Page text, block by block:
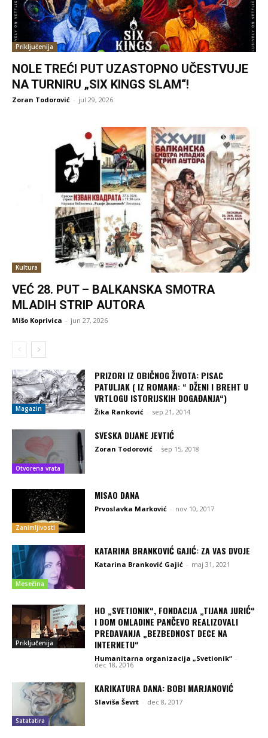
Priključenija
NOLE TREĆI PUT UZASTOPNO UČESTVUJE
NA TURNIRU „SIX KINGS SLAM“!
Zoran Todorović - jul 29, 2026
Kultura
VEĆ 28. PUT – BALKANSKA SMOTRA
MLADIH STRIP AUTORA
Mišo Koprivica - jun 27, 2026
Magazin
PRIZORI IZ OBIČNOG ŽIVOTA: PISAC
PATULJAK ( IZ ROMANA: “ DŽENI I BREHT U
VRTLOGU ISTORIJSKIH DOGAĐANJA“)
Žika Ranković - sep 21, 2014
Otvorena vrata
SVESKA DIJANE JEVTIĆ
Zoran Todorović - sep 15, 2018
Zanimljivosti
MISAO DANA
Prvoslavka Marković - nov 10, 2017
Mesečina
KATARINA BRANKOVIĆ GAJIĆ: ZA VAS DVOJE
Katarina Branković Gajić - maj 31, 2021
Priključenija
HO „SVETIONIK“, FONDACIJA „TIJANA JURIĆ“
I DOM OMLADINE PANČEVO REALIZOVALI
PREDAVANJA „BEZBEDNOST DECE NA
INTERNETU“
Humanitarna organizacija „Svetionik“ -
dec 18, 2016
Satatatira
KARIKATURA DANA: BOBI MARJANOVIĆ
Slaviša Ševrt - dec 8, 2017